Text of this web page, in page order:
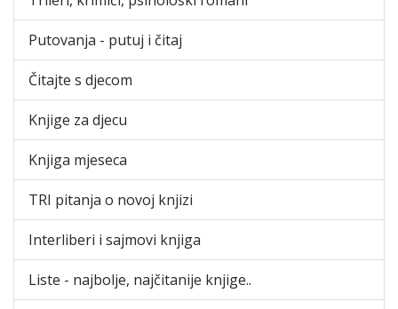
Putovanja - putuj i čitaj
Čitajte s djecom
Knjige za djecu
Knjiga mjeseca
TRI pitanja o novoj knjizi
Interliberi i sajmovi knjiga
Liste - najbolje, najčitanije knjige..